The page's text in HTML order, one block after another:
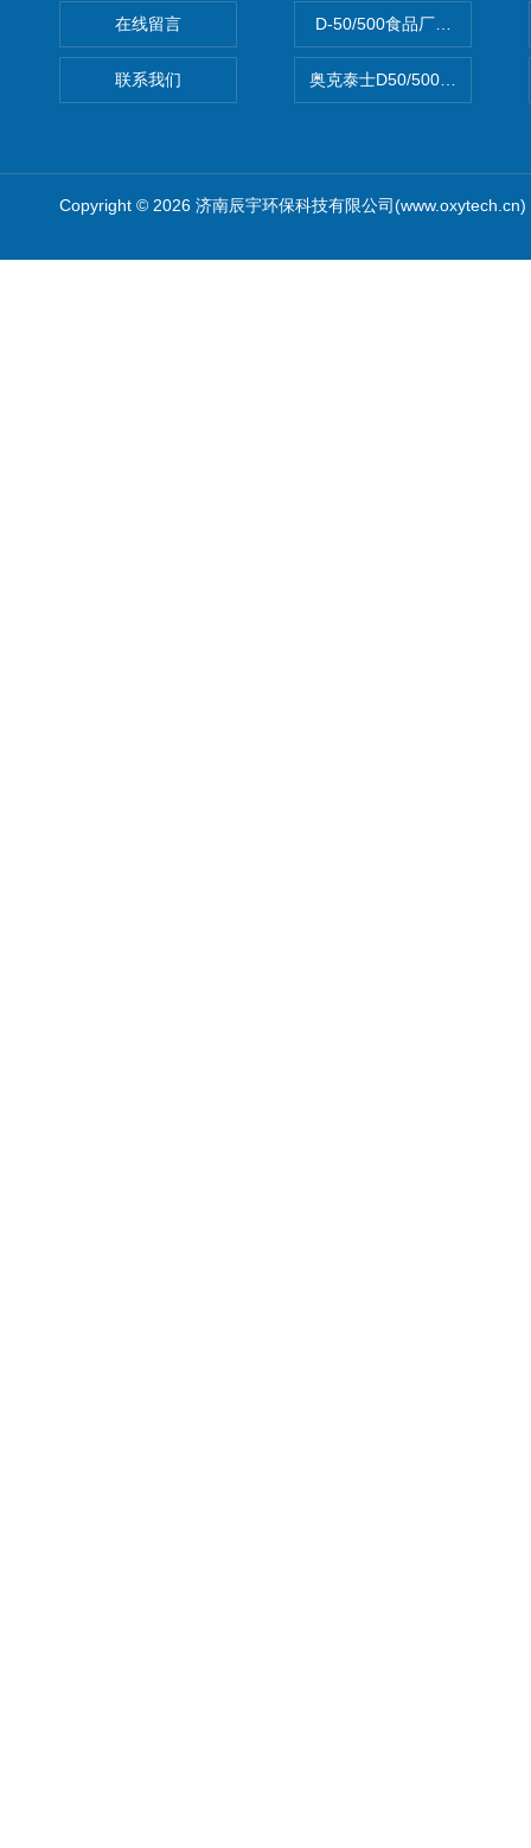
在线留言
联系我们
D-50/500食品厂车间高效杀
奥克泰士D50/500矿泉水消毒
Copyright © 2026 济南辰宇环保科技有限公司(www.oxytech.cn)